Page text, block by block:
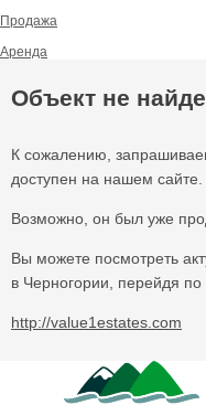
Продажа
Аренда
Объект не
К сожалению,
доступен на нашем сайте.
Возможно, он был уже
Вы можете посмотреть
в Черногории, перейдя
http://value1estates.com